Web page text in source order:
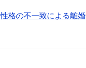
性格の不一致による離婚